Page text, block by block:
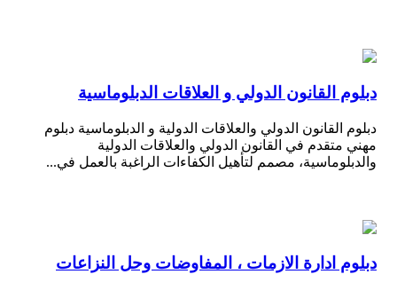
دبلوم القانون الدولي و العلاقات الدبلوماسية
دبلوم القانون الدولي والعلاقات الدولية و الدبلوماسية دبلوم
مهني متقدم في القانون الدولي والعلاقات الدولية
والدبلوماسية، مصمم لتأهيل الكفاءات الراغبة بالعمل في...
دبلوم ادارة الازمات ، المفاوضات وحل النزاعات